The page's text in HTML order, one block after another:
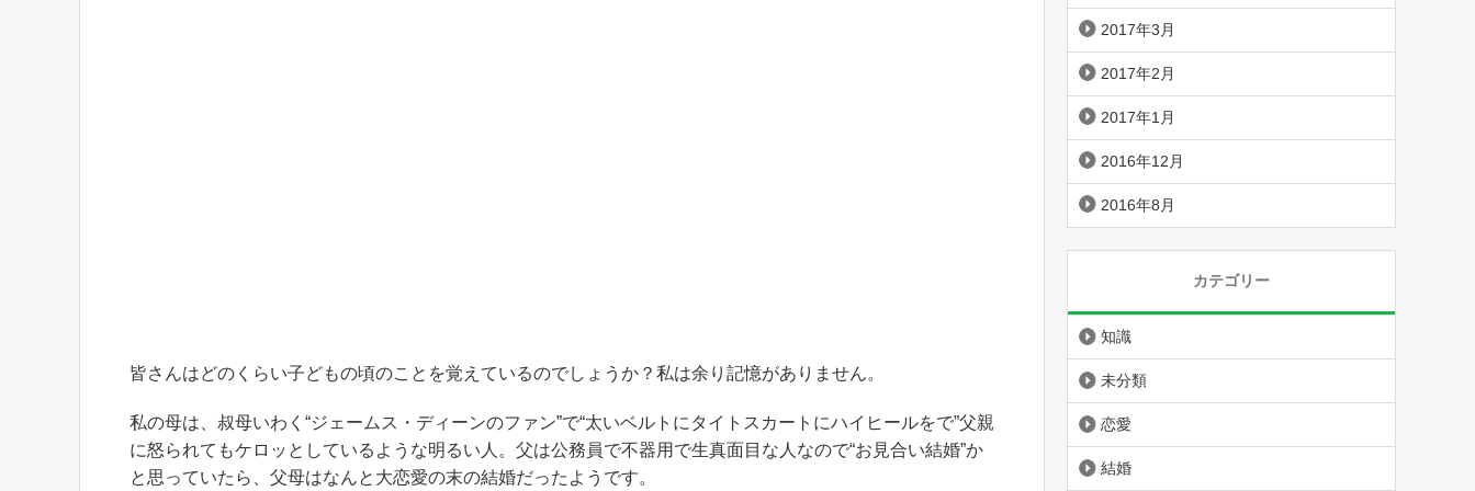
皆さんはどのくらい子どもの頃のことを覚えているのでしょうか？私は余り記憶がありません。
私の母は、叔母いわく“ジェームス・ディーンのファン”で“太いベルトにタイトスカートにハイヒールをで”父親
に怒られてもケロッとしているような明るい人。父は公務員で不器用で生真面目な人なので“お見合い結婚”か
と思っていたら、父母はなんと大恋愛の末の結婚だったようです。
2017年3月
2017年2月
2017年1月
2016年12月
2016年8月
カテゴリー
知識
未分類
恋愛
結婚